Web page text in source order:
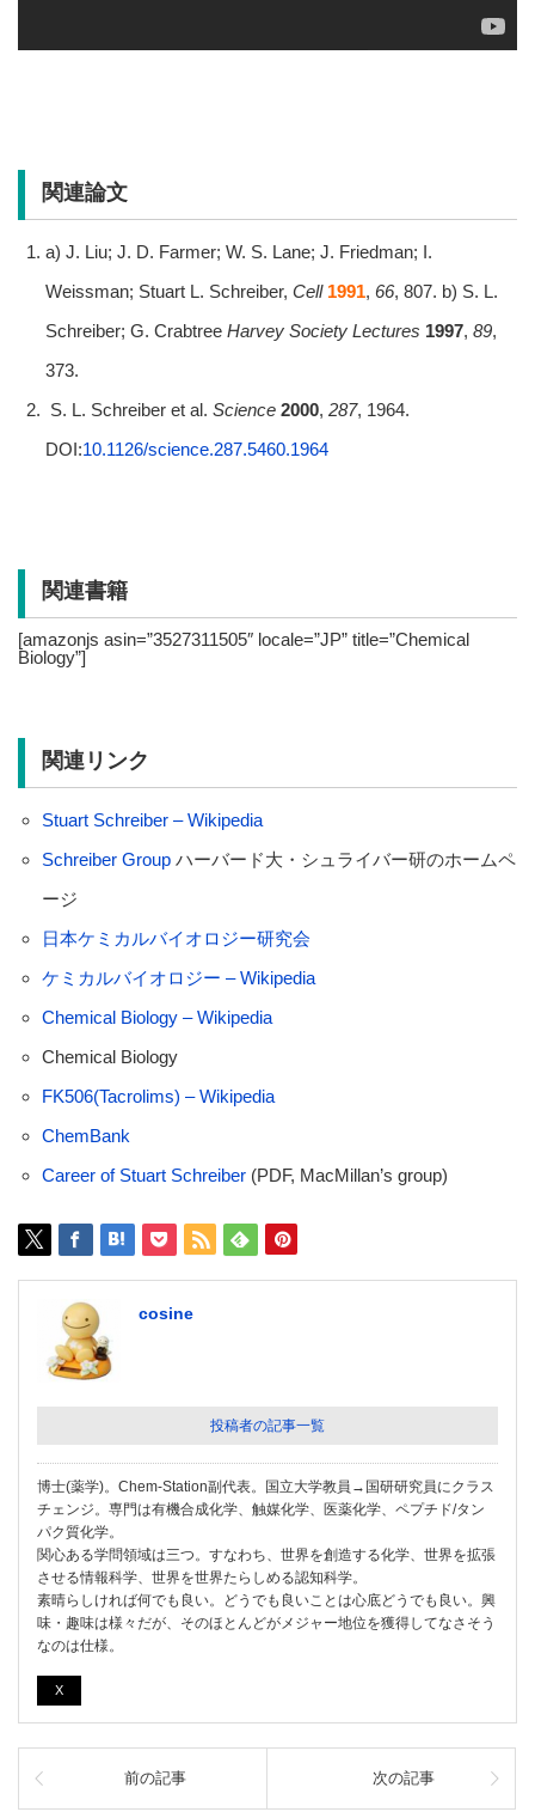
関連論文
a) J. Liu; J. D. Farmer; W. S. Lane; J. Friedman; I.
Weissman; Stuart L. Schreiber, Cell 1991, 66, 807. b) S. L.
Schreiber; G. Crabtree Harvey Society Lectures 1997, 89,
373.
S. L. Schreiber et al. Science 2000, 287, 1964.
DOI:10.1126/science.287.5460.1964
関連書籍
[amazonjs asin=”3527311505″ locale=”JP” title=”Chemical
Biology”]
関連リンク
Stuart Schreiber – Wikipedia
Schreiber Groupハーバード大・シュライバー研のホームペ
ージ
日本ケミカルバイオロジー研究会
ケミカルバイオロジー – Wikipedia
Chemical Biology – Wikipedia
Chemical Biology
FK506(Tacrolims) – Wikipedia
ChemBank
Career of Stuart Schreiber(PDF, MacMillan’s group)
cosine
投稿者の記事一覧
博士(薬学)。Chem-Station副代表。国立大学教員→国研研究員にクラス
チェンジ。専門は有機合成化学、触媒化学、医薬化学、ペプチド/タン
パク質化学。
関心ある学問領域は三つ。すなわち、世界を創造する化学、世界を拡張
させる情報科学、世界を世界たらしめる認知科学。
素晴らしければ何でも良い。どうでも良いことは心底どうでも良い。興
味・趣味は様々だが、そのほとんどがメジャー地位を獲得してなさそう
なのは仕様。
X
前の記事 次の記事